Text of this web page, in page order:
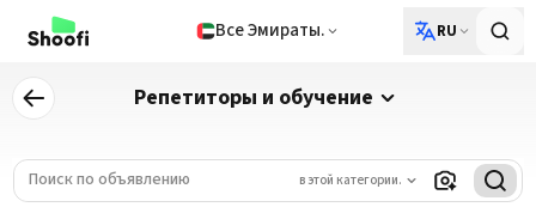
Все Эмираты. RU
Репетиторы и обучение
в этой категории.